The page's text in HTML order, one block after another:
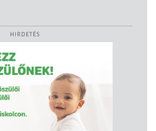
HIRDETÉS